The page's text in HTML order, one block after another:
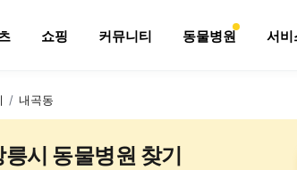
쇼핑 커뮤니티 동물병원 서비
/ 내곡동
시 동물병원 찾기